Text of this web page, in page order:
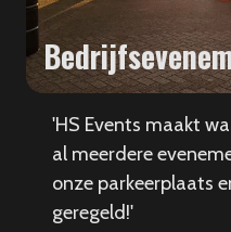
'HS Events maakt
al meerdere
onze parkeerplaats
geregeld!'